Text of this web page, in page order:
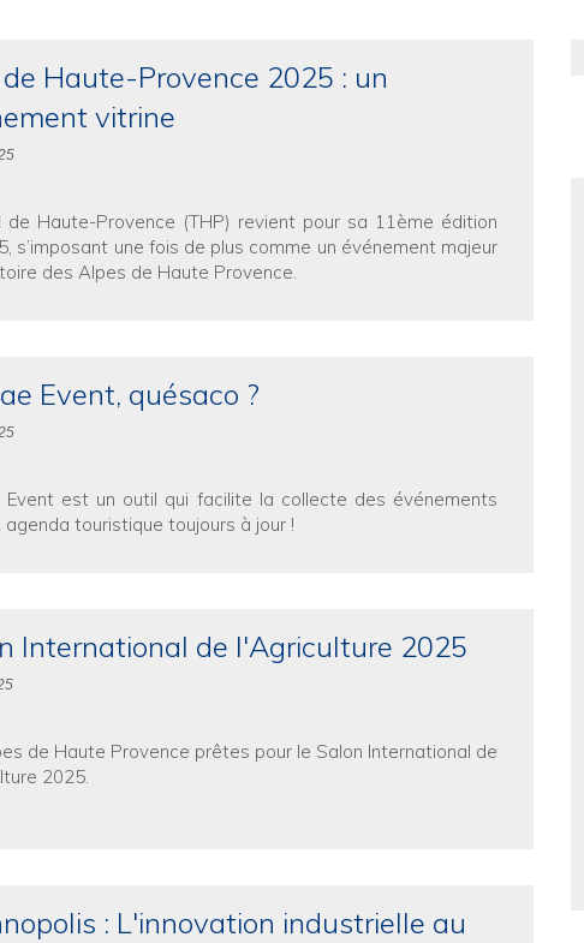
Haute-Provence 2025 : un
vitrine
de Haute-Provence (THP) revient pour sa 11ème édition
s’imposant une fois de plus comme un événement majeur
des Alpes de Haute Provence.
Event, quésaco ?
Event est un outil qui facilite la collecte des événements
agenda touristique toujours à jour !
International de l'Agriculture 2025
de Haute Provence prêtes pour le Salon International de
2025.
: L'innovation industrielle au